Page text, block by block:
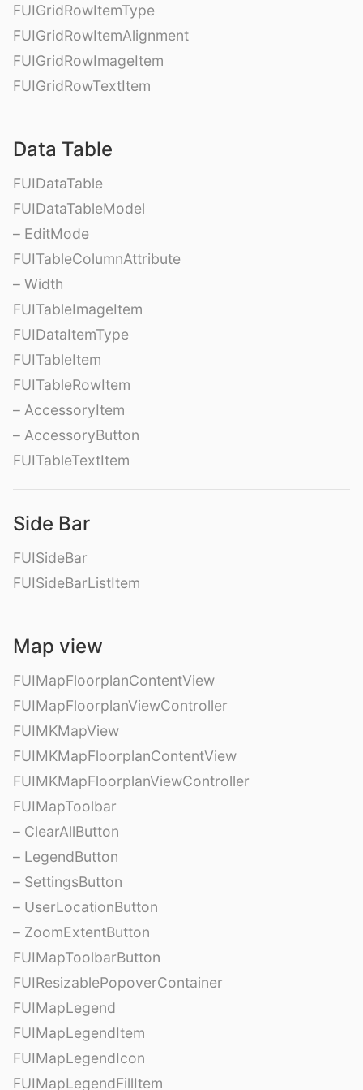
FUIGridRowItemType
FUIGridRowItemAlignment
FUIGridRowImageItem
FUIGridRowTextItem
Data Table
FUIDataTable
FUIDataTableModel
– EditMode
FUITableColumnAttribute
– Width
FUITableImageItem
FUIDataItemType
FUITableItem
FUITableRowItem
– AccessoryItem
– AccessoryButton
FUITableTextItem
Side Bar
FUISideBar
FUISideBarListItem
Map view
FUIMapFloorplanContentView
FUIMapFloorplanViewController
FUIMKMapView
FUIMKMapFloorplanContentView
FUIMKMapFloorplanViewController
FUIMapToolbar
– ClearAllButton
– LegendButton
– SettingsButton
– UserLocationButton
– ZoomExtentButton
FUIMapToolbarButton
FUIResizablePopoverContainer
FUIMapLegend
FUIMapLegendItem
FUIMapLegendIcon
FUIMapLegendFillItem